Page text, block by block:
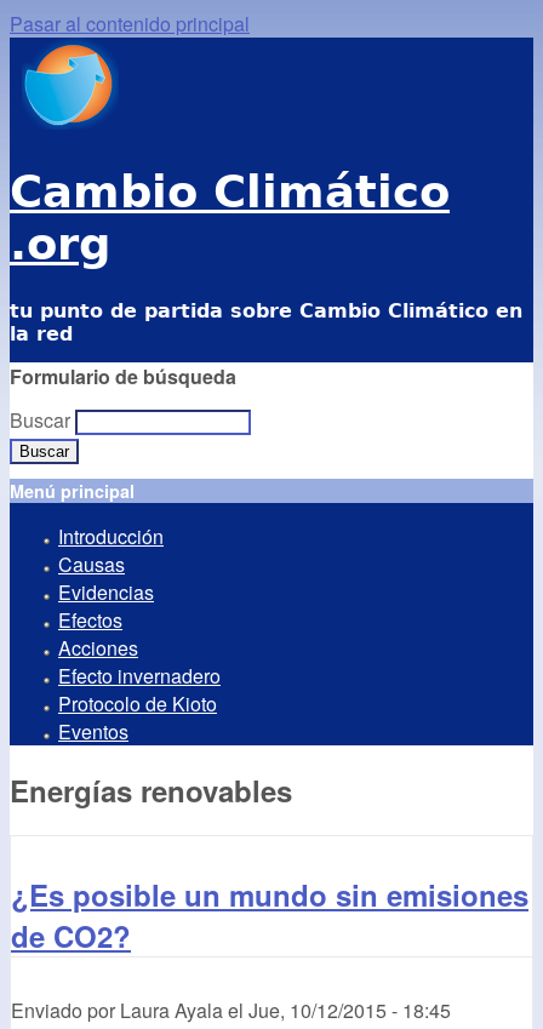
Pasar al contenido principal
Cambio Climático
.org
tu punto de partida sobre Cambio Climático en
la red
Formulario de búsqueda
Buscar
Menú principal
Introducción
Causas
Evidencias
Efectos
Acciones
Efecto invernadero
Protocolo de Kioto
Eventos
Energías renovables
¿Es posible un mundo sin emisiones
de CO2?
Enviado por Laura Ayalael Jue, 10/12/2015 - 18:45